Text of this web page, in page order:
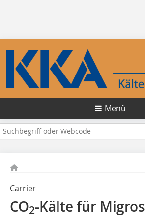
Menü
Carrier
CO2-Kälte für Migros